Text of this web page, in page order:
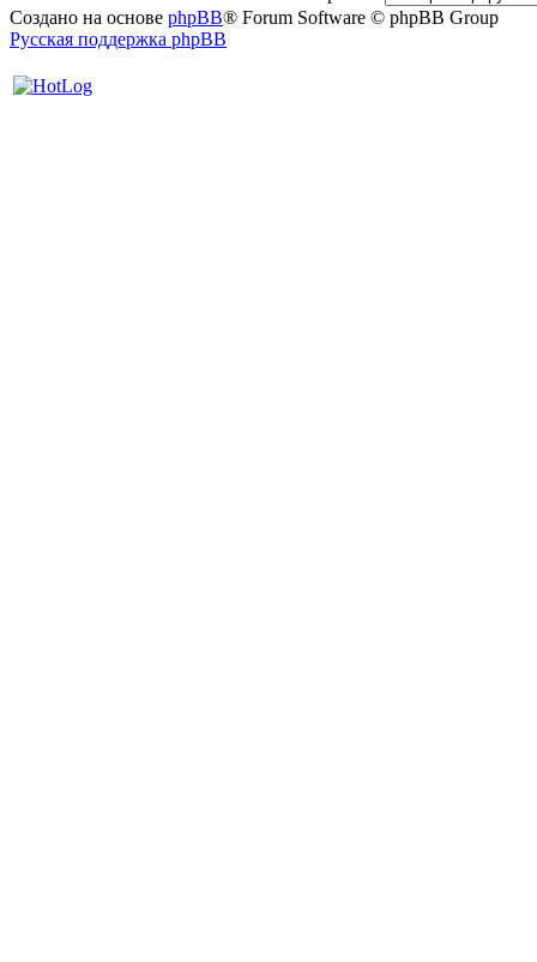
Создано на основе phpBB® Forum Software © phpBB Group
Русская поддержка phpBB